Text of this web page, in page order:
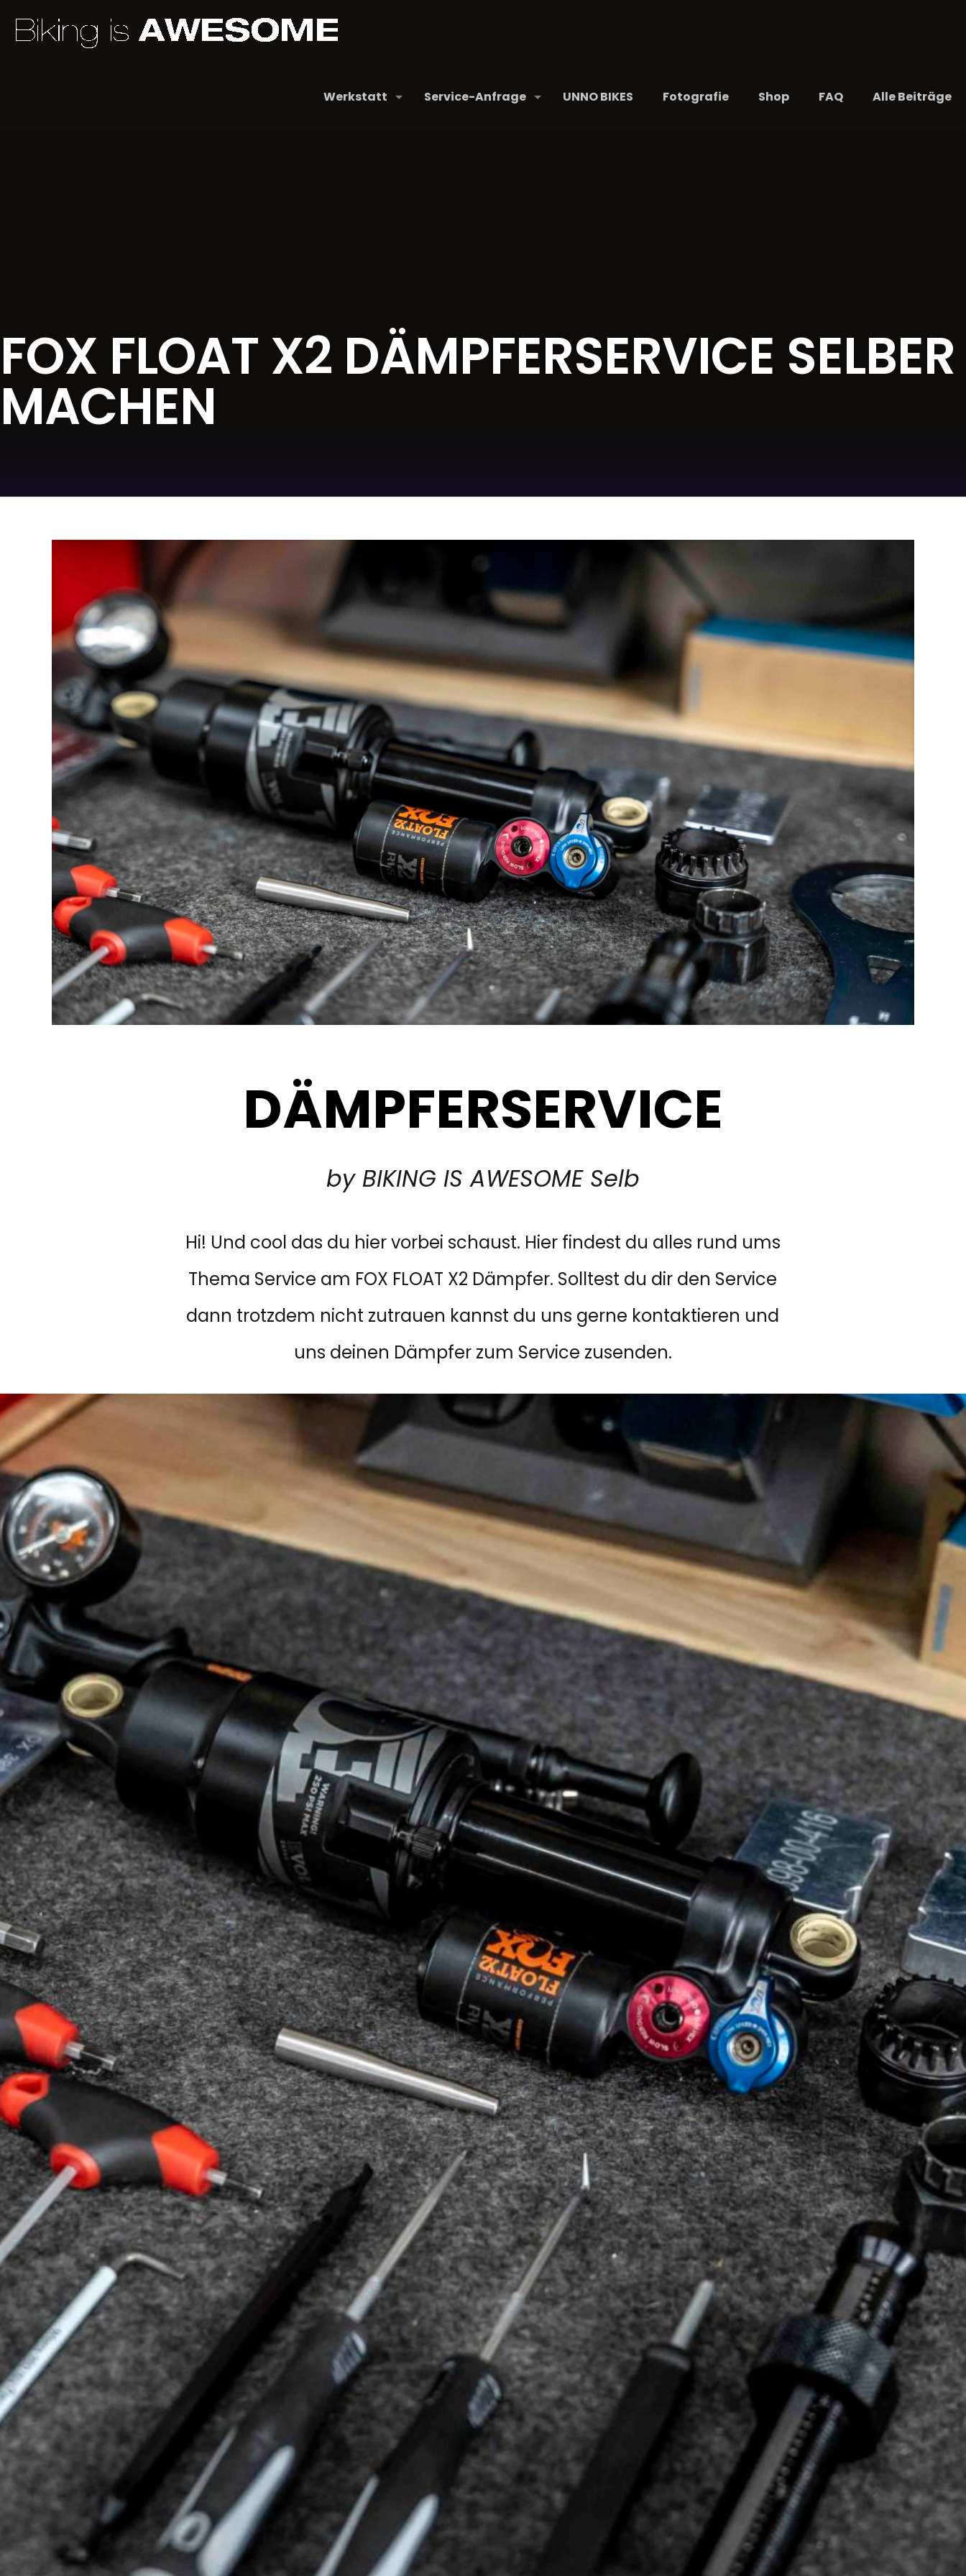
Werkstatt Service-Anfrage UNNO BIKES Fotografie Shop FAQ Alle Beiträge
FOX FLOAT X2 DÄMPFERSERVICE SELBER
MACHEN
DÄMPFERSERVICE
by BIKING IS AWESOME Selb
Hi! Und cool das du hier vorbei schaust. Hier findest du alles rund ums
Thema Service am FOX FLOAT X2 Dämpfer. Solltest du dir den Service
dann trotzdem nicht zutrauen kannst du uns gerne kontaktieren und
uns deinen Dämpfer zum Service zusenden.